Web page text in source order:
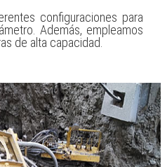
configuraciones para
Además, empleamos
de alta capacidad.